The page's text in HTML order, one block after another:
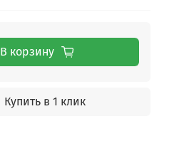
В корзину
Купить в 1 клик